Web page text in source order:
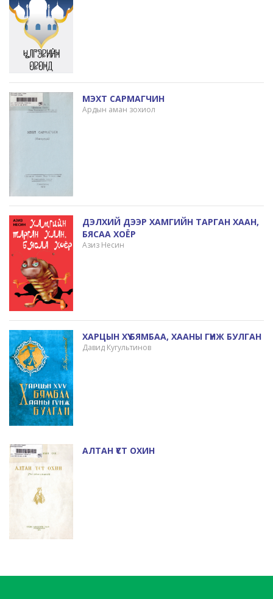
МЭХТ САРМАГЧИН
Ардын аман зохиол
ДЭЛХИЙ ДЭЭР ХАМГИЙН ТАРГАН ХААН,
БЯСАА ХОЁР
Азиз Несин
ХАРЦЫН ХҮҮ БЯМБАА, ХААНЫ ГҮНЖ БУЛГАН
Давид Кугультинов
АЛТАН ҮСТ ОХИН